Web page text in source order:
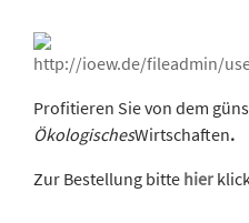
Profitieren Sie von dem
ÖkologischesWirtschaften.
Zur Bestellung bitte hier